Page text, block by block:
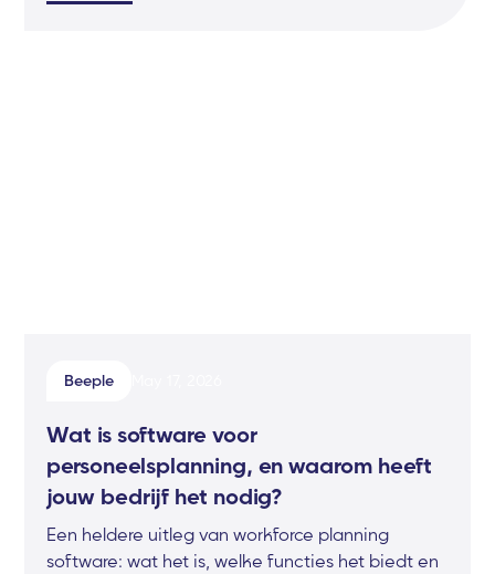
Beeple
Wat is software voor
personeelsplanning, en waarom heeft
jouw bedrijf het nodig?
Een heldere uitleg van workforce planning
software: wat het is, welke functies het biedt en